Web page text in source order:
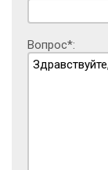
Вопрос*: